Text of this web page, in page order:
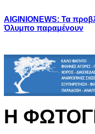
AIGINIONEWS: Τα
Όλυμπο παραμένουν
Η